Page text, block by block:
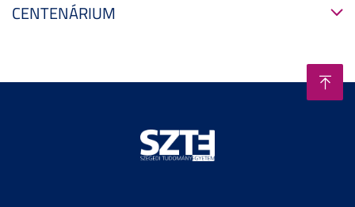
CENTENÁRIUM